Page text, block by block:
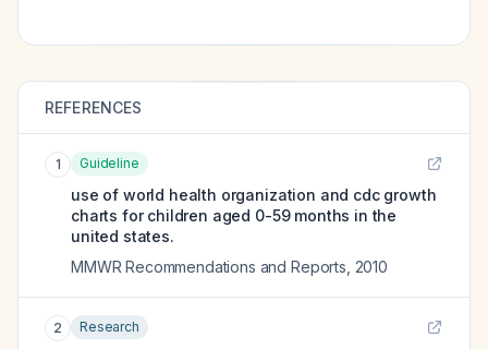
REFERENCES
1 Guideline
use of world health organization and cdc growth
charts for children aged 0-59 months in the
united states.
MMWR Recommendations and Reports 2010
2 Research